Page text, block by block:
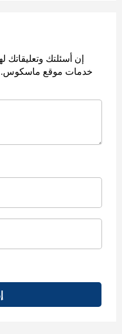
إن أسئلتك وتعليقاتك
خدمات موقع ماسكوس.